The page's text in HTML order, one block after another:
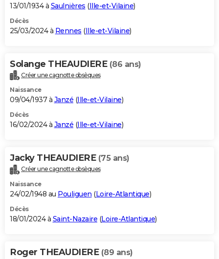
13/01/1934 à Saulnières (Ille-et-Vilaine)
Décès
25/03/2024 à Rennes (Ille-et-Vilaine)
Solange THEAUDIERE (86 ans)
Créer une cagnotte obsèques
Naissance
09/04/1937 à Janzé (Ille-et-Vilaine)
Décès
16/02/2024 à Janzé (Ille-et-Vilaine)
Jacky THEAUDIERE (75 ans)
Créer une cagnotte obsèques
Naissance
24/02/1948 au Pouliguen (Loire-Atlantique)
Décès
18/01/2024 à Saint-Nazaire (Loire-Atlantique)
Roger THEAUDIERE (89 ans)